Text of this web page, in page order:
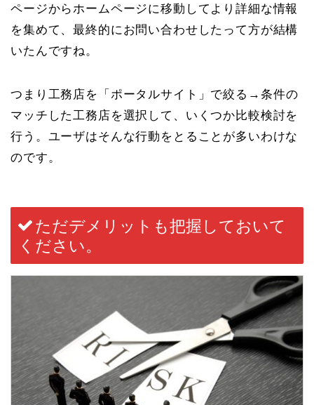
ページからホームページに移動してより詳細な情報
を集めて、最終的にお問い合わせしたって方が結構
いたんですね。
つまり 工務店を「ポータルサイト」で絞る → 条件の
マッチした工務店を選択して、いくつか比較検討を
行う 。ユーザはそんな行動をとることが多いわけな
のです。
ただデメリットも把握しておいて
ください。